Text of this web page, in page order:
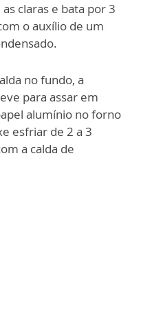
claras e bata por 3
o auxílio de um
no fundo, a
para assar em
alumínio no forno
esfriar de 2 a 3
a calda de